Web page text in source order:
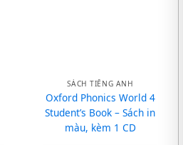
SÁCH TIẾNG ANH
Oxford Phonics World 4
Student’s Book – Sách in
màu, kèm 1 CD